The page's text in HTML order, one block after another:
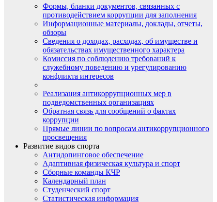
Формы, бланки документов, связанных с
противодействием коррупции для заполнения
Информационные материалы, доклады, отчеты,
обзоры
Сведения о доходах, расходах, об имуществе и
обязательствах имущественного характера
Комиссия по соблюдению требований к
служебному поведению и урегулированию
конфликта интересов
Реализация антикоррупционных мер в
подведомственных организациях
Обратная связь для сообщений о фактах
коррупции
Прямые линии по вопросам антикоррупционного
просвещения
Развитие видов спорта
Антидопинговое обеспечение
Адаптивная физическая культура и спорт
Сборные команды КЧР
Календарный план
Студенческий спорт
Статистическая информация